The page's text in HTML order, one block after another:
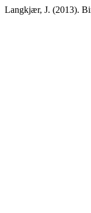
Langkjær, J. (2013).